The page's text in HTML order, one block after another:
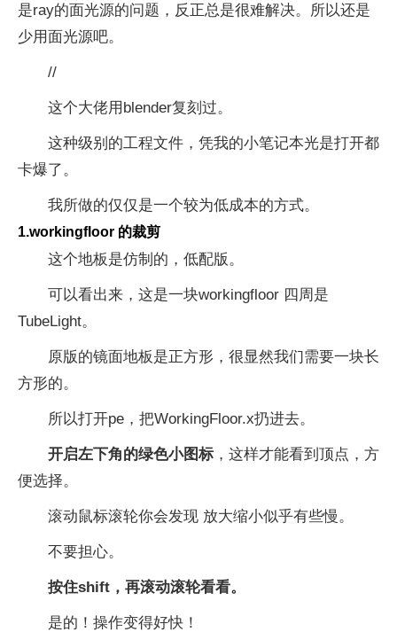
是ray的面光源的问题，反正总是很难解决。所以还是
少用面光源吧。
//
这个大佬用blender复刻过。
这种级别的工程文件，凭我的小笔记本光是打开都
卡爆了。
我所做的仅仅是一个较为低成本的方式。
1.workingfloor 的裁剪
这个地板是仿制的，低配版。
可以看出来，这是一块workingfloor 四周是
TubeLight。
原版的镜面地板是正方形，很显然我们需要一块长
方形的。
所以打开pe，把WorkingFloor.x扔进去。
开启左下角的绿色小图标 ，这样才能看到顶点，方
便选择。
滚动鼠标滚轮你会发现 放大缩小似乎有些慢。
不要担心。
按住shift，再滚动滚轮看看。
是的！操作变得好快！